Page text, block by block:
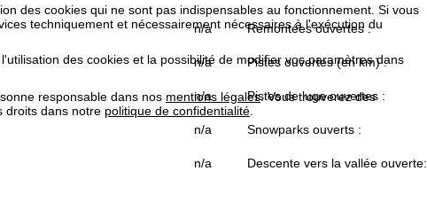
des cookies qui ne sont pas indispensables au fonctionnement. Si vous
techniquement et nécessairement nécessaires à l'exécution du
des cookies et la possibilité de modifier vos paramètres dans
responsable dans nos mentions légales. Vous trouverez des
droits dans notre politique de confidentialité.
n/a Remontées ouvertes :
n/a Pistes ouvertes (en km) :
n/a Pistes de luge ouvertes :
n/a Snowparks ouverts :
n/a Descente vers la vallée ouverte: